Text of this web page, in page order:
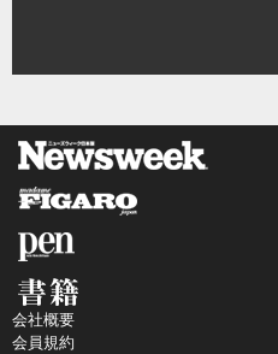
会社概要
会員規約